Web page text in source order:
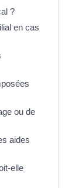
?
en cas
ou de
aides
elle